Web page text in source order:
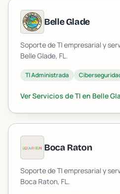
Belle Glade
Soporte de TI empresarial y
Belle Glade, FL.
TI Administrada
Ver Servicios de TI en Belle
Boca Raton
Soporte de TI empresarial y
Boca Raton, FL.